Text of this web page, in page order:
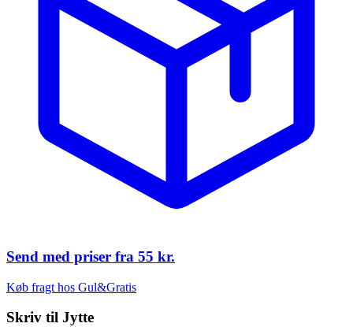
Send med priser fra 55 kr.
Køb fragt hos Gul&Gratis
Skriv til Jytte